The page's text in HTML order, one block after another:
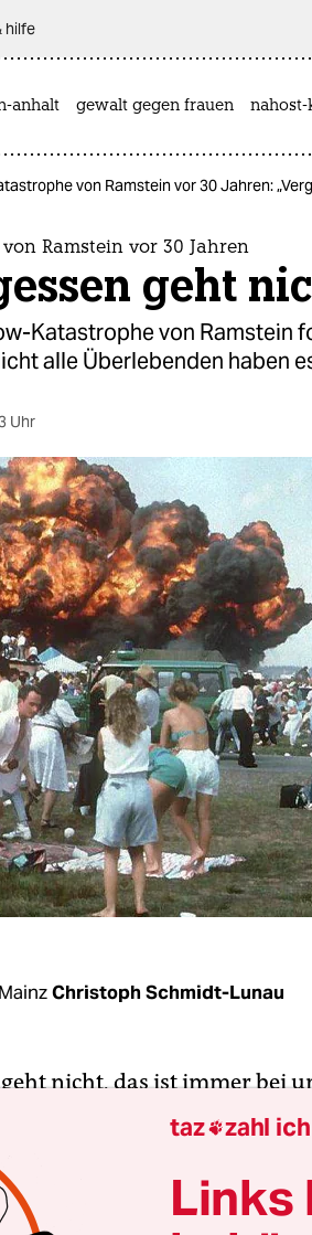
hilfe
anhalt gewalt gegen frauen
von Ramstein vor 30 Jahren:
Ramstein vor 30 Jahren
geht
Katastrophe von Ramstein
alle Überlebenden haben
Uhr
Christoph Schmidt-Lunau
geht nicht, das ist immer bei
damals 16 Jahre alt, starb am
italienischen
vom Himmel fiel. Auch
werden ihn und seine Frau
taz zahl ich
Links